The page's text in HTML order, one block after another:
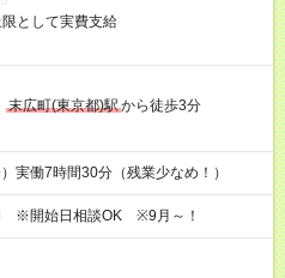
として実費支給
末広町(東京都)駅から徒歩3分
実働7時間30分（残業少なめ！）
※開始日相談OK ※9月～！